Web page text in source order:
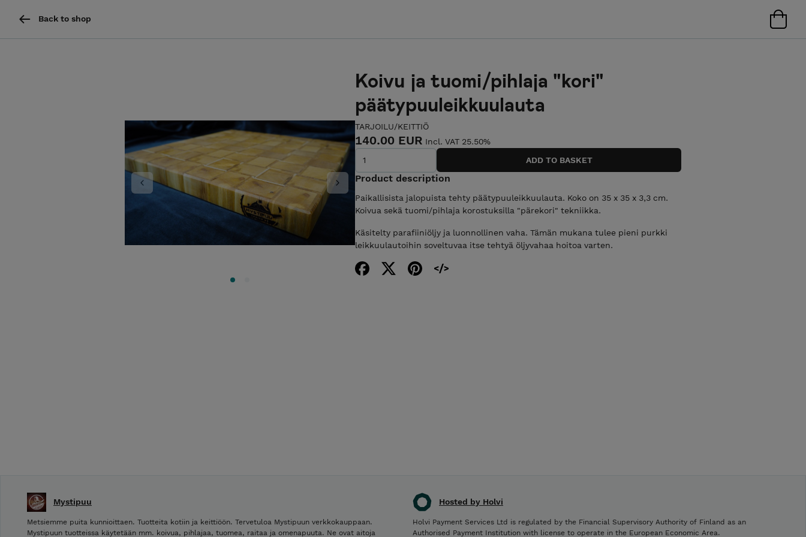
Back to shop
Previous Next
Koivu ja tuomi/pihlaja "kori"
päätypuuleikkuulauta
TARJOILU/KEITTIÖ
140.00 EUR Incl. VAT 25.50%
Product description
Paikallisista jalopuista tehty päätypuuleikkuulauta. Koko on 35 x 35 x 3,3 cm.
Koivua sekä tuomi/pihlaja korostuksilla "pärekori" tekniikka.
Käsitelty parafiiniöljy ja luonnollinen vaha. Tämän mukana tulee pieni purkki
leikkuulautoihin soveltuvaa itse tehtyä öljyvahaa hoitoa varten.
Hosted by Holvi
Holvi Payment Services Ltd is regulated by the Financial Supervisory Authority of Finland as an
Authorised Payment Institution with license to operate in the European Economic Area.
Mystipuu
Metsiemme puita kunnioittaen. Tuotteita kotiin ja keittiöön. Tervetuloa Mystipuun verkkokauppaan.
Mystipuun tuotteissa käytetään mm. koivua, pihlajaa, tuomea, raitaa ja omenapuuta. Ne ovat aitoja